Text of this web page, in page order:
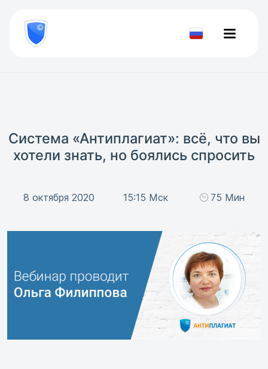
800
777-
81-Проверить
Система «Антиплагиат»: всё, что вы
хотели знать, но боялись спросить
8 октября 2020 15:15 Мск 75 Мин